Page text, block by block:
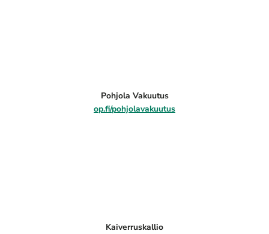
Pohjola Vakuutus
op.fi/pohjolavakuutus
Kaiverruskallio